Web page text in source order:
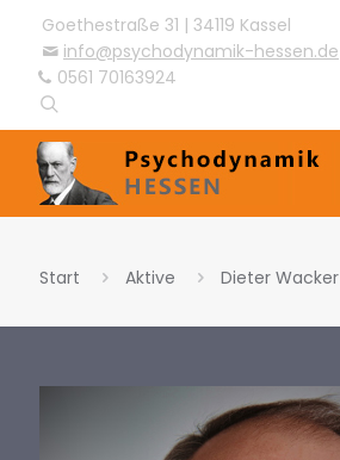
Goethestraße 31 | 34119 Kassel
info@psychodynamik-hessen.de
0561 70163924
Start Aktive Dieter Wacker